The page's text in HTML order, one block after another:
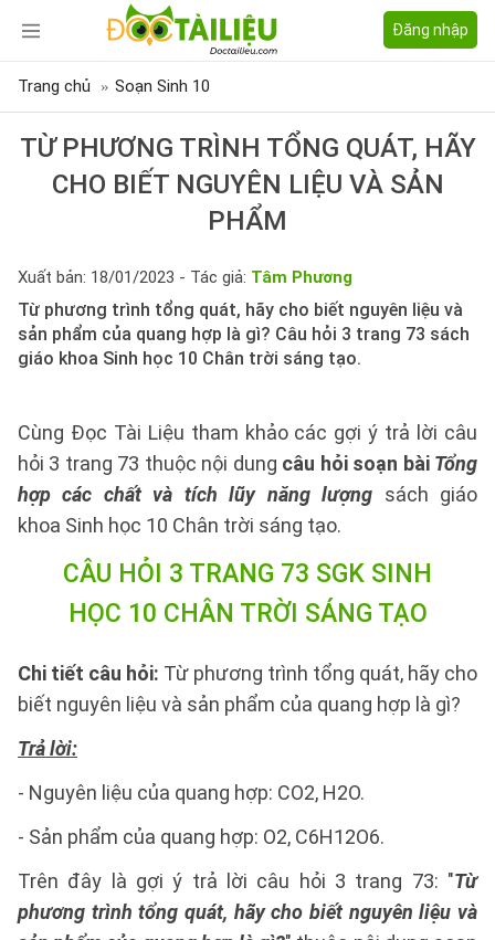
Đăng nhập
Trang chủ Soạn Sinh 10
TỪ PHƯƠNG TRÌNH TỔNG QUÁT, HÃY
CHO BIẾT NGUYÊN LIỆU VÀ SẢN
PHẨM
Xuất bản: 18/01/2023 - Tác giả: Tâm Phương
Từ phương trình tổng quát, hãy cho biết nguyên liệu và
sản phẩm của quang hợp là gì? Câu hỏi 3 trang 73 sách
giáo khoa Sinh học 10 Chân trời sáng tạo.
Cùng Đọc Tài Liệu tham khảo các gợi ý trả lời câu
hỏi 3 trang 73 thuộc nội dung câu hỏi soạn bài Tổng
hợp các chất và tích lũy năng lượng sách giáo
khoa Sinh học 10 Chân trời sáng tạo.
CÂU HỎI 3 TRANG 73 SGK SINH
HỌC 10 CHÂN TRỜI SÁNG TẠO
Chi tiết câu hỏi: Từ phương trình tổng quát, hãy cho
biết nguyên liệu và sản phẩm của quang hợp là gì?
Trả lời:
- Nguyên liệu của quang hợp: CO2, H2O.
- Sản phẩm của quang hợp: O2, C6H12O6.
Trên đây là gợi ý trả lời câu hỏi 3 trang 73: "Từ
phương trình tổng quát, hãy cho biết nguyên liệu và